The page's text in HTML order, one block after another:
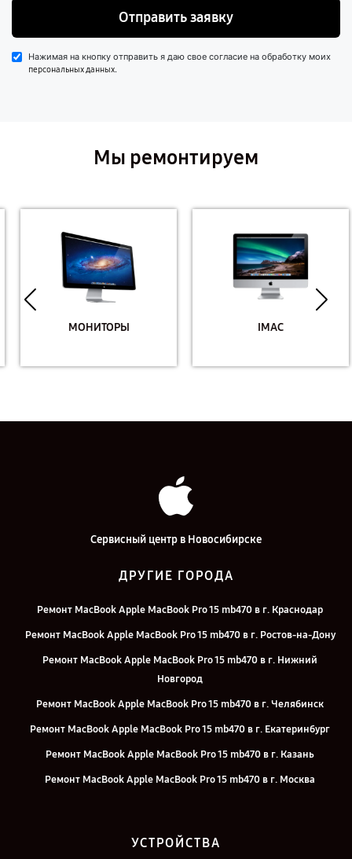
Отправить заявку
Нажимая на кнопку отправить я даю свое согласие на обработку моих
персональных данных.
Мы ремонтируем
МОНИТОРЫ IMAC
Сервисный центр в Новосибирске
ДРУГИЕ ГОРОДА
Ремонт MacBook Apple MacBook Pro 15 mb470 в г. Краснодар
Ремонт MacBook Apple MacBook Pro 15 mb470 в г. Ростов-на-Дону
Ремонт MacBook Apple MacBook Pro 15 mb470 в г. Нижний
Новгород
Ремонт MacBook Apple MacBook Pro 15 mb470 в г. Челябинск
Ремонт MacBook Apple MacBook Pro 15 mb470 в г. Екатеринбург
Ремонт MacBook Apple MacBook Pro 15 mb470 в г. Казань
Ремонт MacBook Apple MacBook Pro 15 mb470 в г. Москва
УСТРОЙСТВА